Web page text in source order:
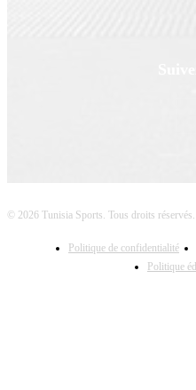
© 2026 Tunisia Sports. Tous droits réservés.
Politique de confidentialité
Politique